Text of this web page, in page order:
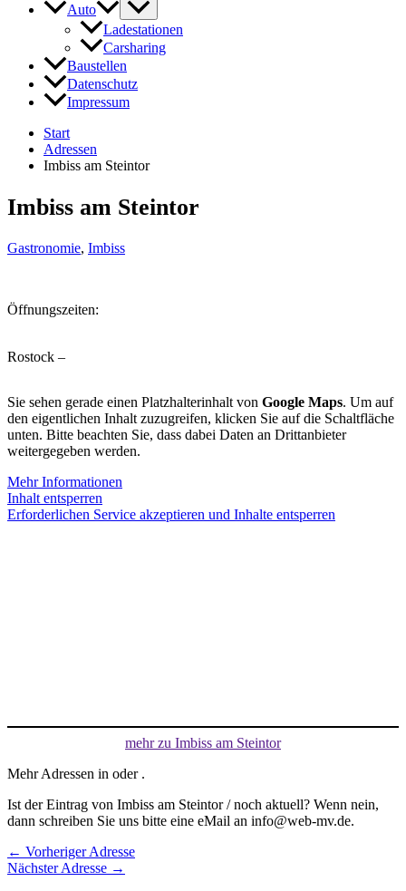
Auto
Ladestationen
Carsharing
Baustellen
Datenschutz
Impressum
Start
Adressen
Imbiss am Steintor
Imbiss am Steintor
Gastronomie, Imbiss
Öffnungszeiten:
Rostock –
Sie sehen gerade einen Platzhalterinhalt von Google Maps. Um auf
den eigentlichen Inhalt zuzugreifen, klicken Sie auf die Schaltfläche
unten. Bitte beachten Sie, dass dabei Daten an Drittanbieter
weitergegeben werden.
Mehr Informationen
Inhalt entsperren
Erforderlichen Service akzeptieren und Inhalte entsperren
mehr zu Imbiss am Steintor
Mehr Adressen in oder .
Ist der Eintrag von Imbiss am Steintor / noch aktuell? Wenn nein,
dann schreiben Sie uns bitte eine eMail an info@web-mv.de.
← Vorheriger Adresse
Nächster Adresse →